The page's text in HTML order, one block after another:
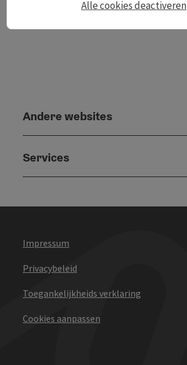
Andere websites
Services
Impressum
Privacybeleid
Toegankelijkheids verklaring
Cookies aanpassen
Alle cookies deactiveren